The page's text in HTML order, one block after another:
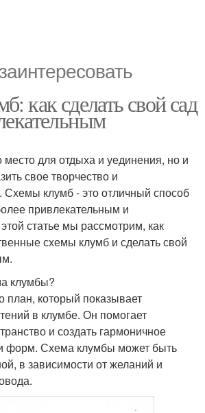
как сделать свой сад
место для отдыха и уединения, но и
свое творчество и
Схемы клумб - это отличный способ
привлекательным и
статье мы рассмотрим, как
схемы клумб и сделать свой
клумбы?
план, который показывает
в клумбе. Он помогает
и создать гармоничное
форм. Схема клумбы может быть
в зависимости от желаний и